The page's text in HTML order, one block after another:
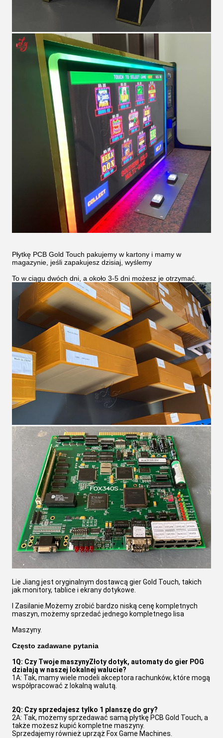
Płytkę PCB Gold Touch pakujemy w kartony i mamy w
magazynie, jeśli zapakujesz dzisiaj, wyślemy
To w ciągu dwóch dni, a około 3-5 dni możesz je otrzymać.
Lie Jiang jest oryginalnym dostawcą gier Gold Touch, takich
jak monitory, tablice i ekrany dotykowe.
I Zasilanie.Możemy zrobić bardzo niską cenę kompletnych
maszyn, możemy sprzedać jednego kompletnego lisa
Maszyny.
Często zadawane pytania
1Q: Czy Twoje maszynyZłoty dotyk, automaty do gier POG
działają w naszej lokalnej walucie?
1A: Tak, mamy wiele modeli akceptora rachunków, które mogą
współpracować z lokalną walutą.
2Q: Czy sprzedajesz tylko 1 planszę do gry?
2A: Tak, możemy sprzedawać samą płytkę PCB Gold Touch, a
także możesz kupić kompletne maszyny.
Sprzedajemy również uprząż Fox Game Machines.